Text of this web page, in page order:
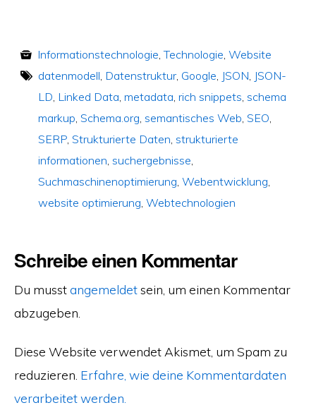
Informationstechnologie ,Technologie Website
datenmodell Datenstruktur, Google JSON JSON-
LD Linked Data metadata rich snippets schema
markup Schema.org semantisches Web SEO
SERP, Strukturierte Daten strukturierte
informationen suchergebnisse
Suchmaschinenoptimierung Webentwicklung
website optimierung Webtechnologien
Schreibe einen Kommentar
Du musstangemeldetsein, um einen Kommentar
abzugeben.
Diese Website verwendet Akismet, um Spam zu
reduzieren. Erfahre, wie deine Kommentardaten
verarbeitet werden.